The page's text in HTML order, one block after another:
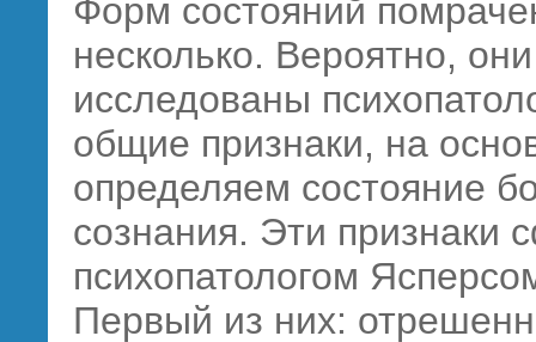
Форм состояний
несколько. Вероятно,
исследованы
общие признаки, на
определяем состояние
сознания. Эти признаки
психопатологом
Первый из них: